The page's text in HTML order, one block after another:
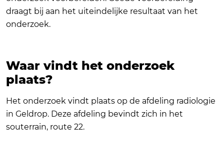
draagt bij aan het uiteindelijke resultaat van het
onderzoek.
Waar vindt het onderzoek
plaats?
Het onderzoek vindt plaats op de afdeling radiologie
in Geldrop. Deze afdeling bevindt zich in het
souterrain, route 22.